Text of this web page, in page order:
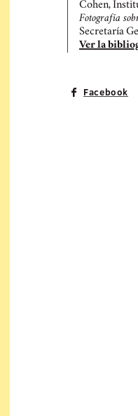
Cohen,
Fotografía
Secretaría
Ver la
Facebook